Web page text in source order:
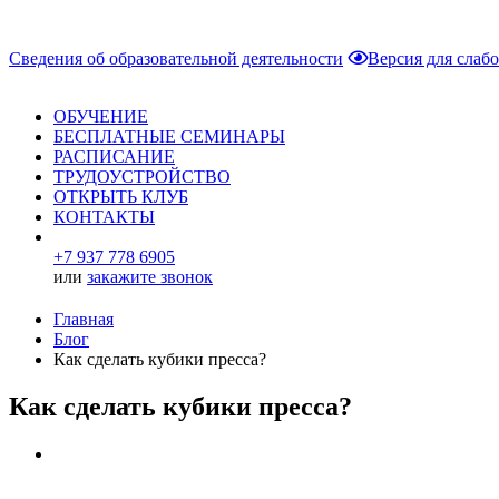
Сведения об образовательной деятельности Версия для
ОБУЧЕНИЕ
БЕСПЛАТНЫЕ СЕМИНАРЫ
РАСПИСАНИЕ
ТРУДОУСТРОЙСТВО
ОТКРЫТЬ КЛУБ
КОНТАКТЫ
+7 937 778 6905
или закажите звонок
Главная
Блог
Как сделать кубики пресса?
Как сделать кубики пресса?